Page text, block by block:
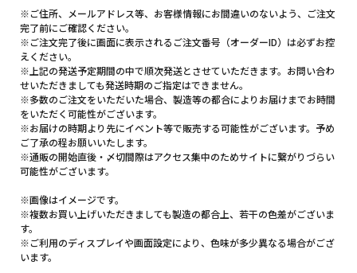
※ご住所、メールアドレス等、お客様情報にお間違いのないよう、ご注文
完了前にご確認ください。
※ご注文完了後に画面に表示されるご注文番号（オーダーID）は必ずお控
えください。
※上記の発送予定期間の中で順次発送とさせていただきます。お問い合わ
せいただきましても発送時期のご指定はできません。
※多数のご注文をいただいた場合、製造等の都合によりお届けまでお時間
をいただく可能性がございます。
※お届けの時期より先にイベント等で販売する可能性がございます。予め
ご了承の程お願いいたします。
※通販の開始直後・〆切間際はアクセス集中のためサイトに繋がりづらい
可能性がございます。
※画像はイメージです。
※複数お買い上げいただきましても製造の都合上、若干の色差がございま
す。
※ご利用のディスプレイや画面設定により、色味が多少異なる場合がござ
います。